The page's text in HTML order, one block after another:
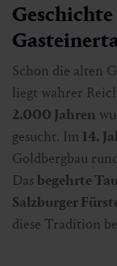
Schon die alten
liegt wahrer
2.000 Jahren
gesucht. Im 14.
Goldbergbau
Das begehrte
Salzburger
diese Tradition